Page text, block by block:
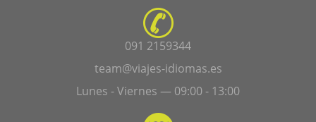
091 2159344
team@viajes-idiomas.es
Lunes - Viernes — 09:00 - 13:00